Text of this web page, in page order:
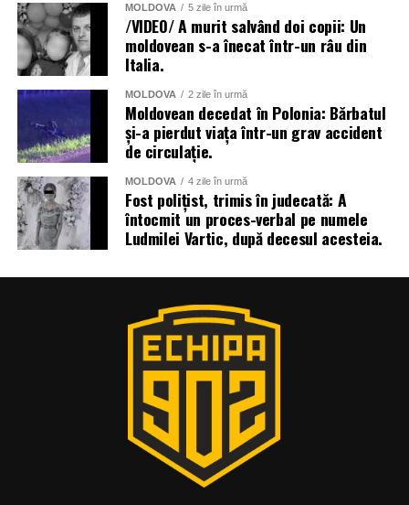
MOLDOVA 5 zile în urmă
/VIDEO/ A murit salvând doi copii: Un
moldovean s-a înecat într-un râu din
Italia.
MOLDOVA 2 zile în urmă
Moldovean decedat în Polonia: Bărbatul
și-a pierdut viața într-un grav accident
de circulație.
MOLDOVA 4 zile în urmă
Fost polițist, trimis în judecată: A
întocmit un proces-verbal pe numele
Ludmilei Vartic, după decesul acesteia.